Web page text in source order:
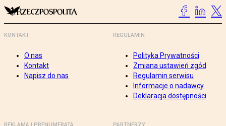
KONTAKT
O nas
Kontakt
Napisz do nas
REGULAMIN
Polityka Prywatności
Zmiana ustawień zgód
Regulamin serwisu
Informacje o nadawcy
Deklaracja dostępności